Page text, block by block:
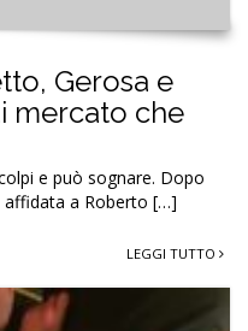
Gerosa e
mercato che
e può sognare. Dopo
affidata a Roberto […]
LEGGI TUTTO